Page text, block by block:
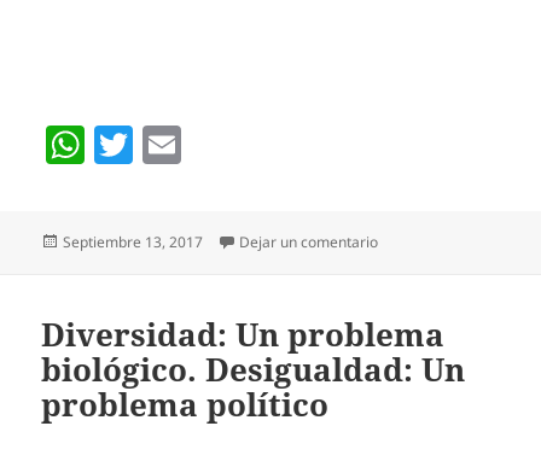
W
at
s
p
p
T
erl
Publicado
Septiembre 13, 2017 Dejar un comentarioen ¿SE PUEDE SER
Diversidad: Un problema
biológico. Desigualdad: Un
problema político